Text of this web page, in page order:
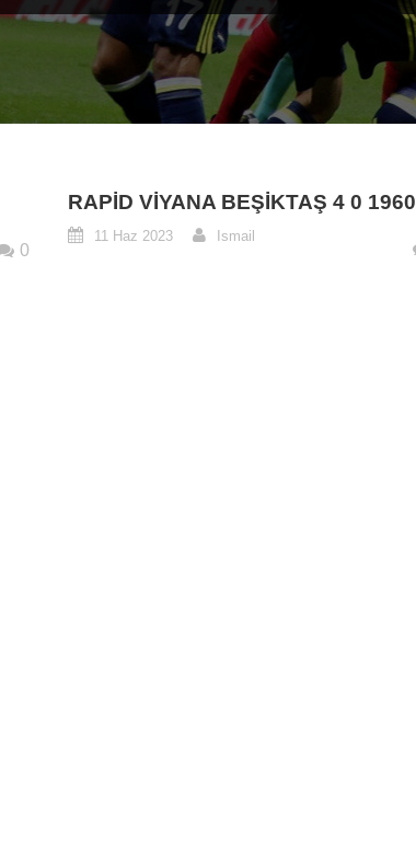
0
RAPID VIYANA BEŞIKTAŞ 4 0 1960
11 Haz 2023 Ismail